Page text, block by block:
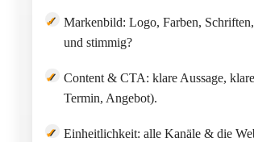
✓ Markenbild: Logo, Farben,
und stimmig?
✓ Content & CTA: klare Aussage,
Termin, Angebot).
✓ Einheitlichkeit: alle Kanäle & die